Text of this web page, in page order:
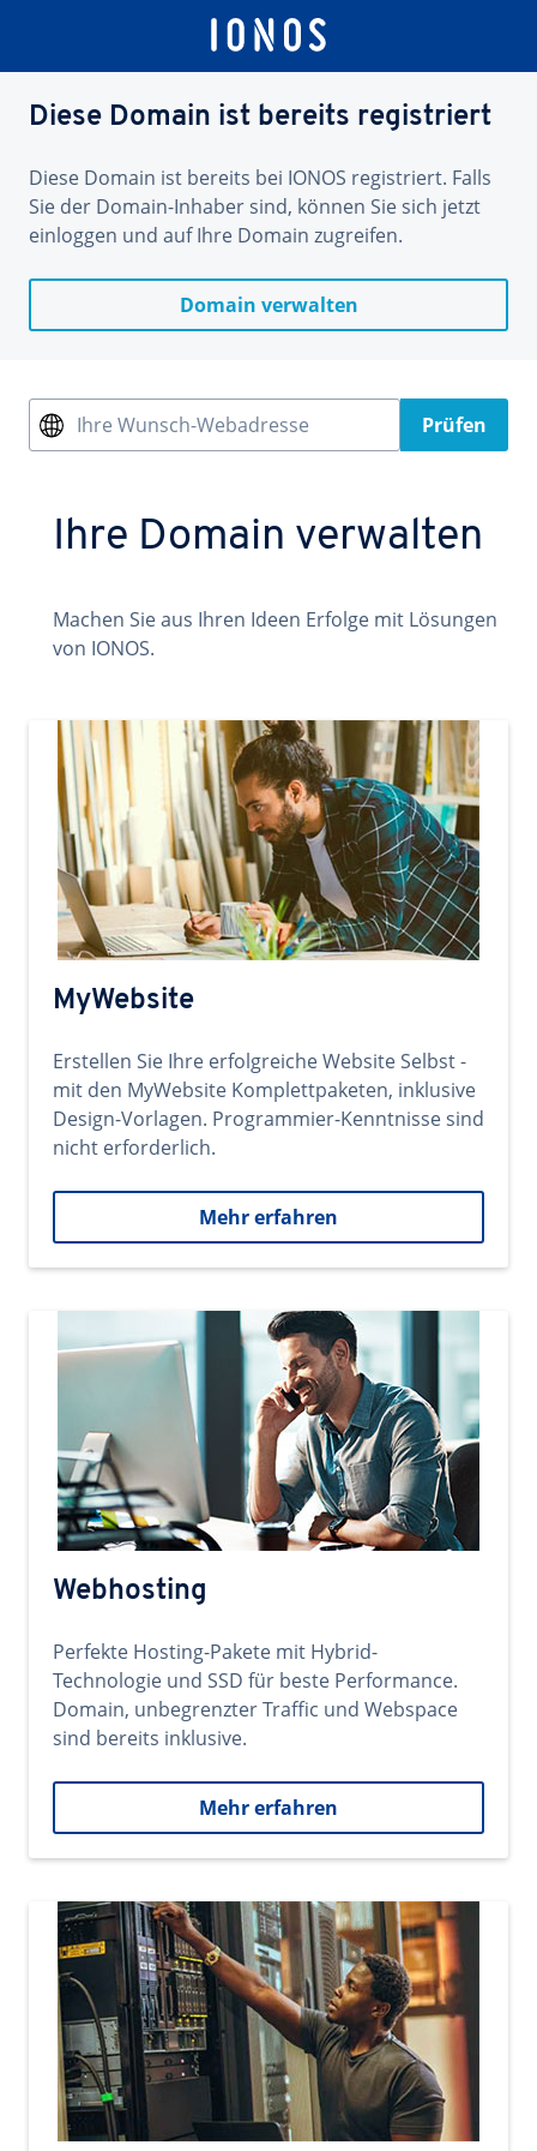
Diese Domain ist bereits registriert
Diese Domain ist bereits bei IONOS registriert. Falls
Sie der Domain-Inhaber sind, können Sie sich jetzt
einloggen und auf Ihre Domain zugreifen.
Domain verwalten
Ihre Wunsch-Webadresse Prüfen
Ihre Domain verwalten
Machen Sie aus Ihren Ideen Erfolge mit Lösungen
von IONOS.
MyWebsite
Erstellen Sie Ihre erfolgreiche Website Selbst -
mit den MyWebsite Komplettpaketen, inklusive
Design-Vorlagen. Programmier-Kenntnisse sind
nicht erforderlich.
Mehr erfahren
Webhosting
Perfekte Hosting-Pakete mit Hybrid-
Technologie und SSD für beste Performance.
Domain, unbegrenzter Traffic und Webspace
sind bereits inklusive.
Mehr erfahren